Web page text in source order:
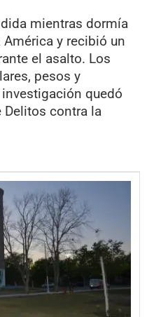
mientras dormía
y recibió un
el asalto. Los
pesos y
quedó
Delitos contra la